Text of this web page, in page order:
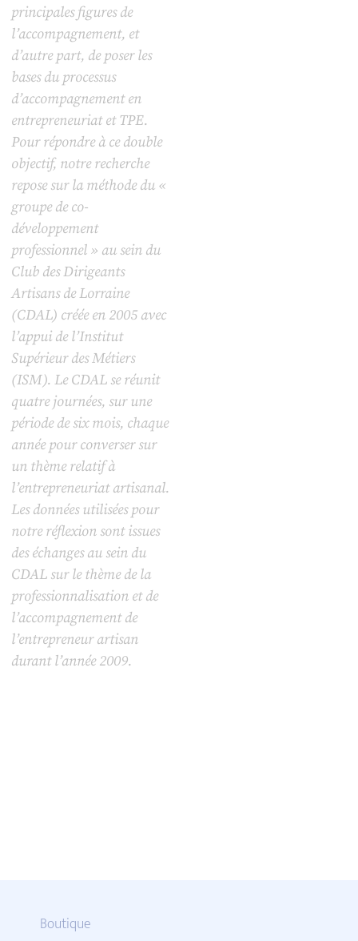
principales figures de
l’accompagnement, et
d’autre part, de poser les
bases du processus
d’accompagnement en
entrepreneuriat et TPE.
Pour répondre à ce double
objectif, notre recherche
repose sur la méthode du «
groupe de co-
développement
professionnel » au sein du
Club des Dirigeants
Artisans de Lorraine
(CDAL) créée en 2005 avec
l’appui de l’Institut
Supérieur des Métiers
(ISM). Le CDAL se réunit
quatre journées, sur une
période de six mois, chaque
année pour converser sur
un thème relatif à
l’entrepreneuriat artisanal.
Les données utilisées pour
notre réflexion sont issues
des échanges au sein du
CDAL sur le thème de la
professionnalisation et de
l’accompagnement de
l’entrepreneur artisan
durant l’année 2009.
Boutique